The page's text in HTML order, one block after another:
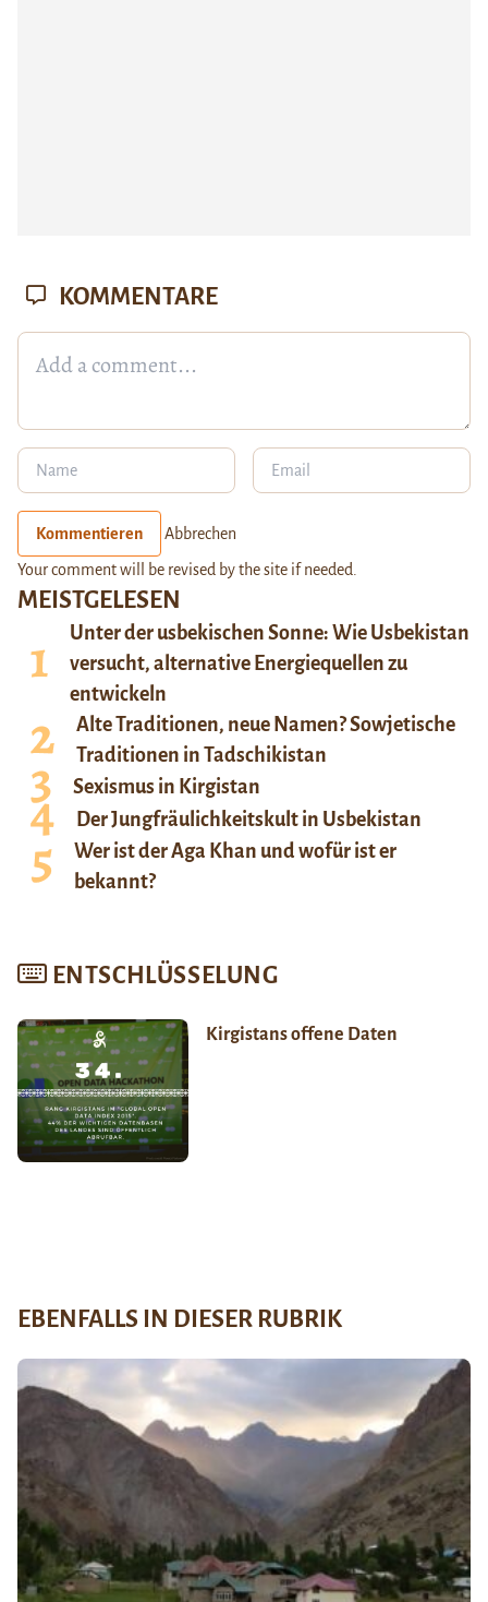
MEISTGELESEN
Unter der usbekischen Sonne: Wie Usbekistan
versucht, alternative Energiequellen zu
entwickeln
Alte Traditionen, neue Namen? Sowjetische
Traditionen in Tadschikistan
Sexismus in Kirgistan
Der Jungfräulichkeitskult in Usbekistan
Wer ist der Aga Khan und wofür ist er
bekannt?
ENTSCHLÜSSELUNG
Kirgistans offene Daten
KOMMENTARE
Kommentieren Abbrechen
Your comment will be revised by the site if needed.
EBENFALLS IN DIESER RUBRIK